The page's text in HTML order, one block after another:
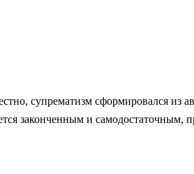
супрематизм сформировался из
законченным и